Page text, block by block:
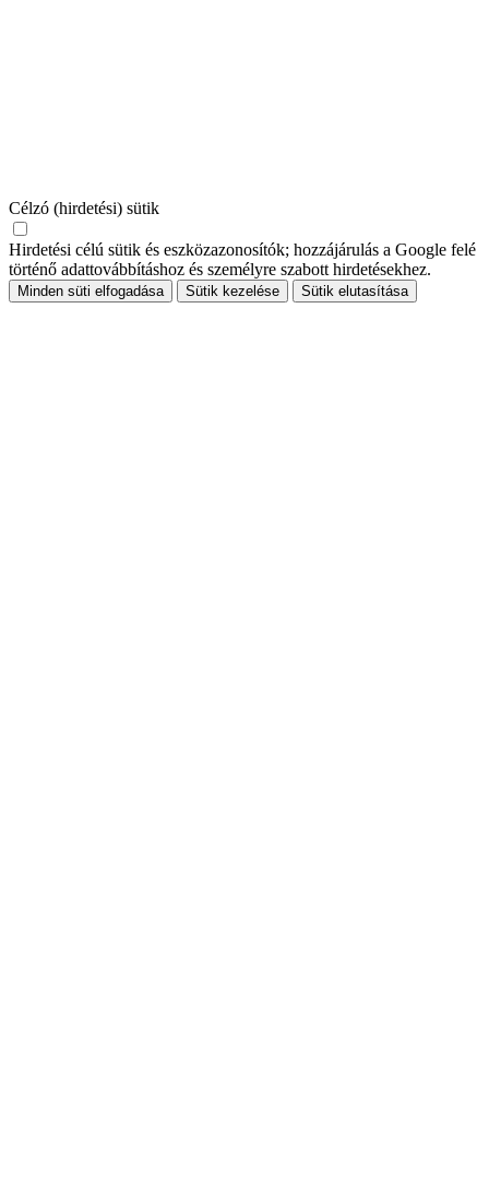
Célzó (hirdetési) sütik
Hirdetési célú sütik és eszközazonosítók; hozzájárulás a Google felé
történő adattovábbításhoz és személyre szabott hirdetésekhez.
Minden süti elfogadása Sütik kezelése Sütik elutasítása